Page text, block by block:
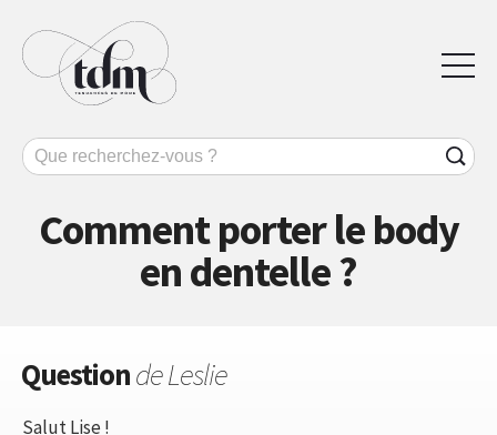
Comment porter le body
en dentelle ?
Questionde Leslie
Salut Lise !